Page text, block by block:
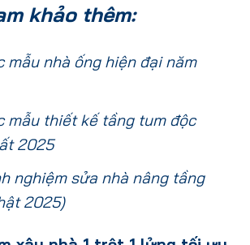
khảo thêm:
mẫu nhà ống hiện đại năm
mẫu thiết kế tầng tum độc
2025
nghiệm sửa nhà nâng tầng
2025)